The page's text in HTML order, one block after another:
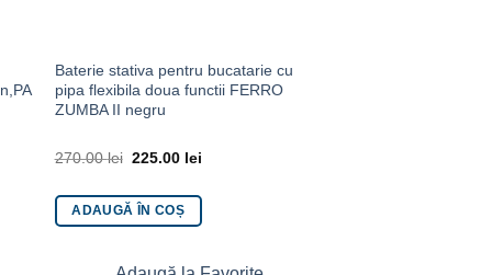
Baterie stativa pentru bucatarie cu
pipa flexibila doua functii FERRO
ZUMBA II negru
270.00lei 225.00 lei
ADAUGĂ ÎN COȘ